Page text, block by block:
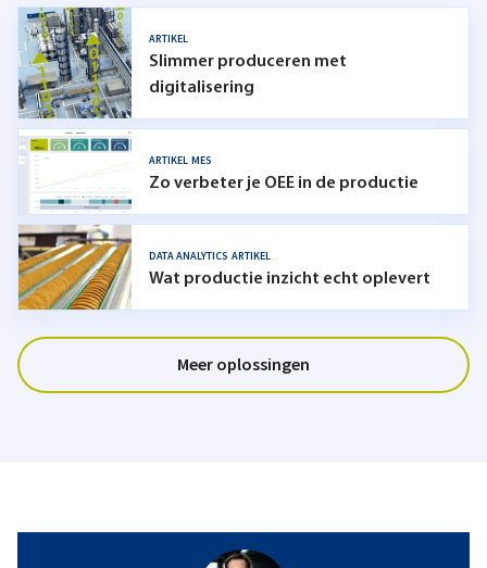
ARTIKEL
Slimmer produceren met
digitalisering
ARTIKEL MES
Zo verbeter je OEE in de productie
DATA ANALYTICS ARTIKEL
Wat productie inzicht echt oplevert
Meer oplossingen